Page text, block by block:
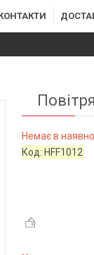
Немає в
Код: HFF1012